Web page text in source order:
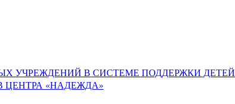
УЧРЕЖДЕНИЙ В СИСТЕМЕ ПОДДЕРЖКИ
ЦЕНТРА «НАДЕЖДА»